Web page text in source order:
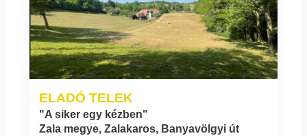
ELADÓ TELEK
"A siker egy kézben"
Zala megye, Zalakaros, Banyavölgyi út